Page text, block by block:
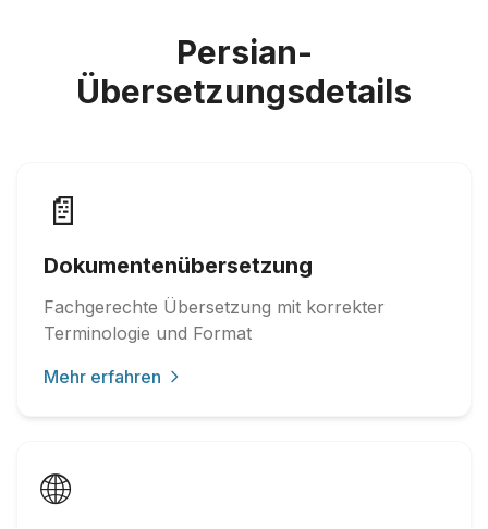
Persian-
Übersetzungsdetails
📄
Dokumentenübersetzung
Fachgerechte Übersetzung mit korrekter
Terminologie und Format
Mehr erfahren
🌐